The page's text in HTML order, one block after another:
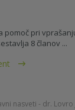
pomoč pri
8 članov ...
nasveti - dr. Lovro